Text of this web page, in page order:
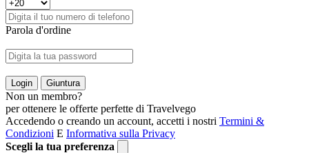
Parola d'ordine
Login Giuntura
Non un membro?
per ottenere le offerte perfette di Travelvego
Accedendo o creando un account, accetti i nostri Termini &
Condizioni E Informativa sulla Privacy
Scegli la tua preferenza